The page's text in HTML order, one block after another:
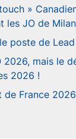
»
les JO de
poste de Lead
2026, mais le
2026 !
de France